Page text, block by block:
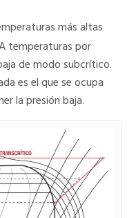
más altas
temperaturas por
de modo subcrítico.
es el que se ocupa
la presión baja.